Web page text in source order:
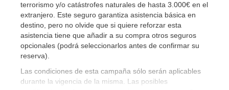
terrorismo y/o catástrofes naturales de hasta 3.000€ en el
extranjero. Este seguro garantiza asistencia básica en
destino, pero no olvide que si quiere reforzar esta
asistencia tiene que añadir a su compra otros seguros
opcionales (podrá seleccionarlos antes de confirmar su
reserva)
Las condiciones de esta campaña sólo serán aplicables
durante la vigencia de la misma. Las posibles